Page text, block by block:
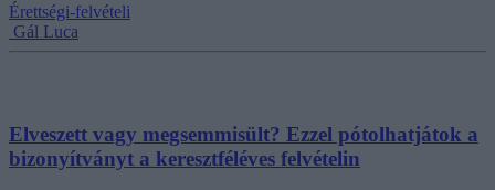
Érettségi-felvételi
Gál Luca
Elveszett vagy megsemmisült? Ezzel pótolhatjátok a
bizonyítványt a keresztféléves felvételin